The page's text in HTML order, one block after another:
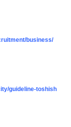
business/
guideline-toshish